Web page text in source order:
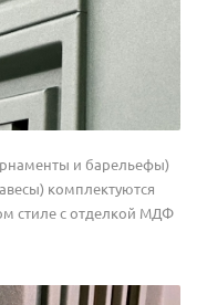
и барельефы)
комплектуются
стиле с отделкой МДФ